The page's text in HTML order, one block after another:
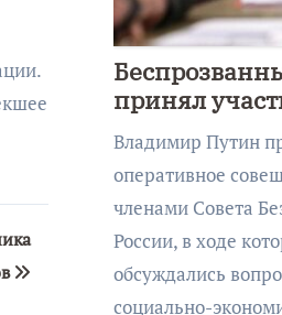
принял
совещании
под
Путина
Владимир Путин
оперативное
членами Совета
России, в ходе
обсуждались
социально-